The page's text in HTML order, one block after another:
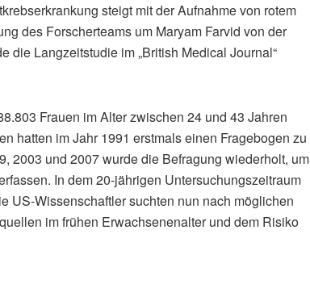
steigt mit der Aufnahme von rotem
des Forscherteams um Maryam Farvid von der
die Langzeitstudie im „British Medical Journal“
Frauen im Alter zwischen 24 und 43 Jahren
hatten im Jahr 1991 erstmals einen Fragebogen zu
2003 und 2007 wurde die Befragung wiederholt, um
In dem 20-jährigen Untersuchungszeitraum
US-Wissenschaftler suchten nun nach möglichen
im frühen Erwachsenenalter und dem Risiko